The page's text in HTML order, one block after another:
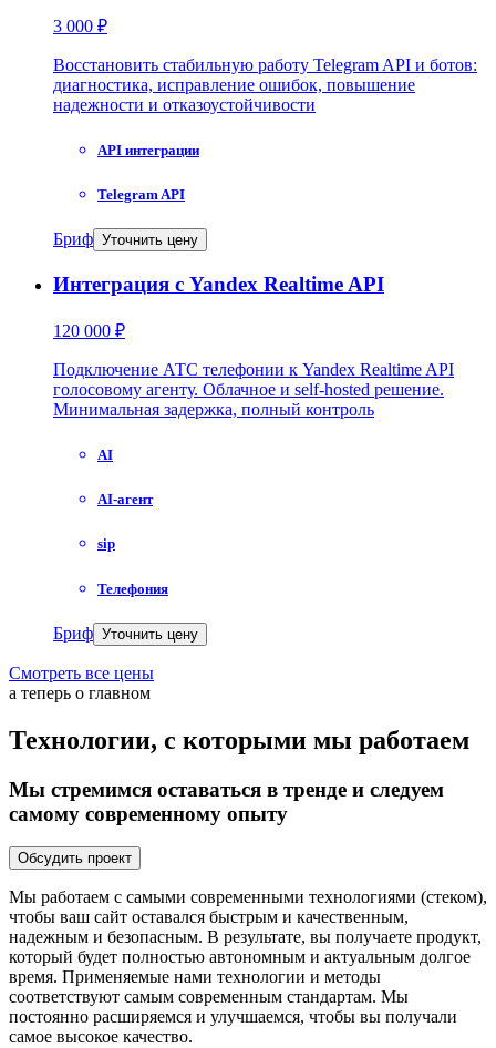
3 000 ₽
Восстановить стабильную работу Telegram API и ботов:
диагностика, исправление ошибок, повышение
надежности и отказоустойчивости
API интеграции
Telegram API
Бриф Уточнить цену
Интеграция с Yandex Realtime API
120 000 ₽
Подключение АТС телефонии к Yandex Realtime API
голосовому агенту. Облачное и self-hosted решение.
Минимальная задержка, полный контроль
AI
AI-агент
sip
Телефония
Бриф Уточнить цену
Смотреть все цены
а теперь о главном
Технологии, с которыми мы работаем
Мы стремимся оставаться в тренде и следуем
самому современному опыту
Обсудить проект
Мы работаем с самыми современными технологиями (стеком),
чтобы ваш сайт оставался быстрым и качественным,
надежным и безопасным. В результате, вы получаете продукт,
который будет полностью автономным и актуальным долгое
время. Применяемые нами технологии и методы
соответствуют самым современным стандартам. Мы
постоянно расширяемся и улучшаемся, чтобы вы получали
самое высокое качество.